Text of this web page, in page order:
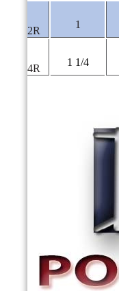
9832R
1
9834R
1 1/4